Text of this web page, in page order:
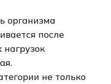
организма
после
нагрузок
не только